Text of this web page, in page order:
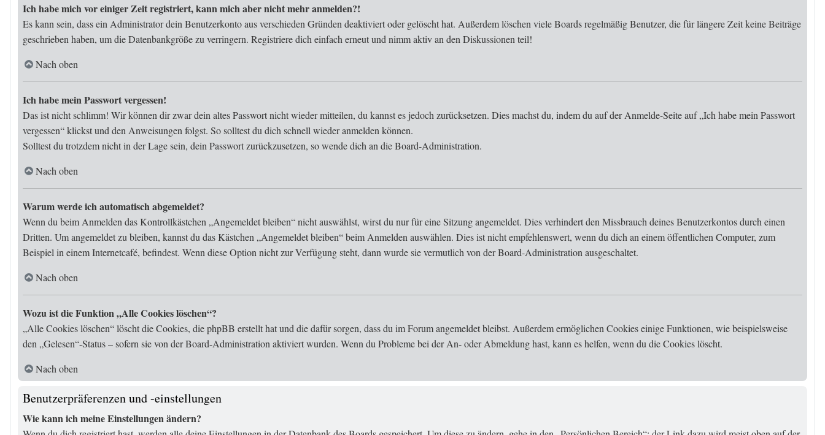
Ich habe mich vor einiger Zeit registriert, kann mich aber nicht mehr anmelden?!
Es kann sein, dass ein Administrator dein Benutzerkonto aus verschieden Gründen deaktiviert oder gelöscht hat. Außerdem löschen viele Boards regelmäßig Benutzer, die für längere Zeit keine Beiträge
geschrieben haben, um die Datenbankgröße zu verringern. Registriere dich einfach erneut und nimm aktiv an den Diskussionen teil!
Nach oben
Ich habe mein Passwort vergessen!
Das ist nicht schlimm! Wir können dir zwar dein altes Passwort nicht wieder mitteilen, du kannst es jedoch zurücksetzen. Dies machst du, indem du auf der Anmelde-Seite auf „Ich habe mein Passwort
vergessen“ klickst und den Anweisungen folgst. So solltest du dich schnell wieder anmelden können.
Solltest du trotzdem nicht in der Lage sein, dein Passwort zurückzusetzen, so wende dich an die Board-Administration.
Nach oben
Warum werde ich automatisch abgemeldet?
Wenn du beim Anmelden das Kontrollkästchen „Angemeldet bleiben“ nicht auswählst, wirst du nur für eine Sitzung angemeldet. Dies verhindert den Missbrauch deines Benutzerkontos durch einen
Dritten. Um angemeldet zu bleiben, kannst du das Kästchen „Angemeldet bleiben“ beim Anmelden auswählen. Dies ist nicht empfehlenswert, wenn du dich an einem öffentlichen Computer, zum
Beispiel in einem Internetcafé, befindest. Wenn diese Option nicht zur Verfügung steht, dann wurde sie vermutlich von der Board-Administration ausgeschaltet.
Nach oben
Wozu ist die Funktion „Alle Cookies löschen“?
„Alle Cookies löschen“ löscht die Cookies, die phpBB erstellt hat und die dafür sorgen, dass du im Forum angemeldet bleibst. Außerdem ermöglichen Cookies einige Funktionen, wie beispielsweise
den „Gelesen“-Status – sofern sie von der Board-Administration aktiviert wurden. Wenn du Probleme bei der An- oder Abmeldung hast, kann es helfen, wenn du die Cookies löscht.
Nach oben
Benutzerpräferenzen und -einstellungen
Wie kann ich meine Einstellungen ändern?